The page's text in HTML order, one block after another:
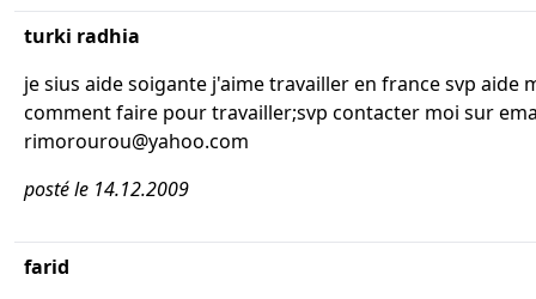
turki radhia
je sius aide soigante j'aime travailler en france svp aide
comment faire pour travailler;svp contacter moi sur
rimorourou@yahoo.com
posté le 14.12.2009
farid